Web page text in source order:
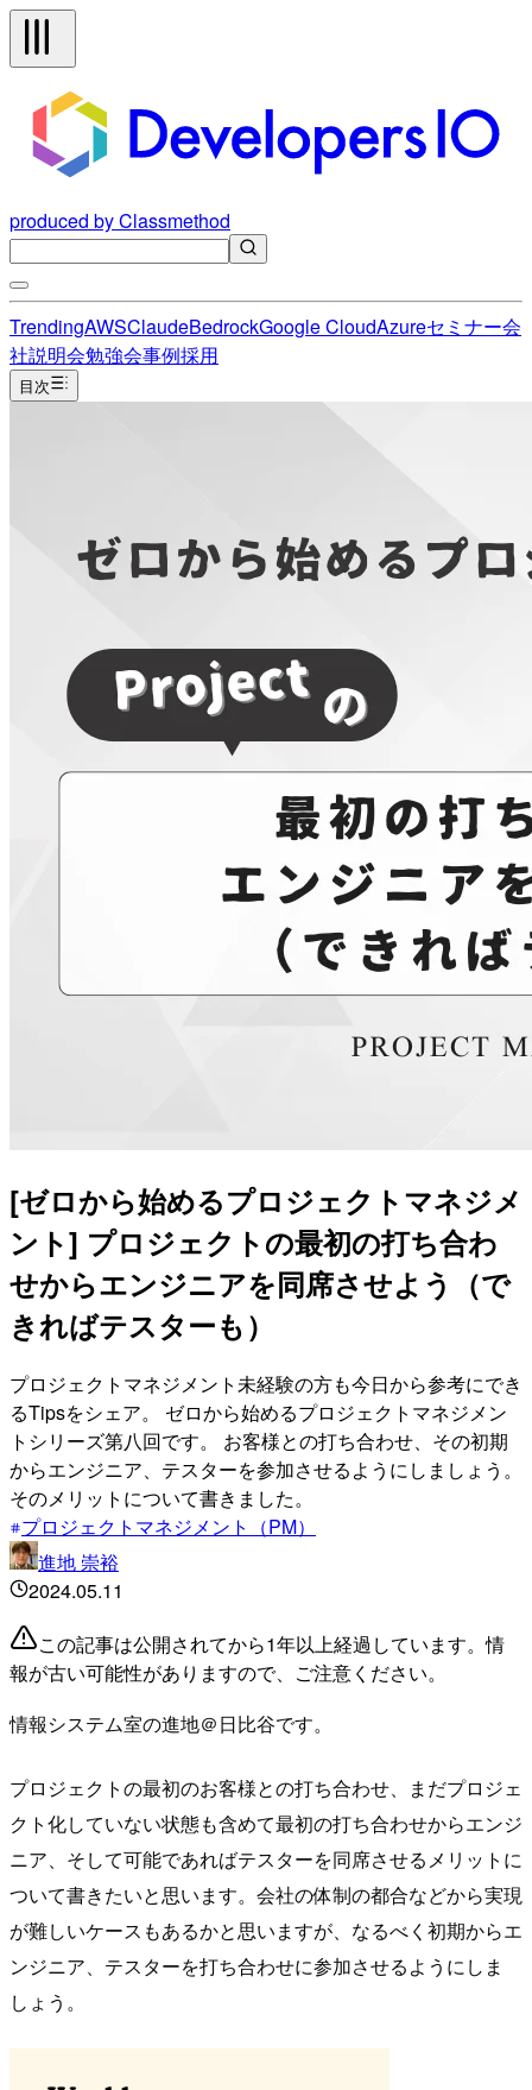
produced by Classmethod
TrendingAWSClaudeBedrockGoogle CloudAzureセミナー会
社説明会勉強会事例採用
目次
[ゼロから始めるプロジェクトマネジメ
ント] プロジェクトの最初の打ち合わ
せからエンジニアを同席させよう（で
きればテスターも）
プロジェクトマネジメント未経験の方も今日から参考にでき
るTipsをシェア。 ゼロから始めるプロジェクトマネジメン
トシリーズ第八回です。 お客様との打ち合わせ、その初期
からエンジニア、テスターを参加させるようにしましょう。
そのメリットについて書きました。
プロジェクトマネジメント（PM）
進地 崇裕
2024.05.11
この記事は公開されてから1年以上経過しています。情
報が古い可能性がありますので、ご注意ください。
情報システム室の進地＠日比谷です。
プロジェクトの最初のお客様との打ち合わせ、まだプロジェ
クト化していない状態も含めて最初の打ち合わせからエンジ
ニア、そして可能であればテスターを同席させるメリットに
ついて書きたいと思います。会社の体制の都合などから実現
が難しいケースもあるかと思いますが、なるべく初期からエ
ンジニア、テスターを打ち合わせに参加させるようにしま
しょう。